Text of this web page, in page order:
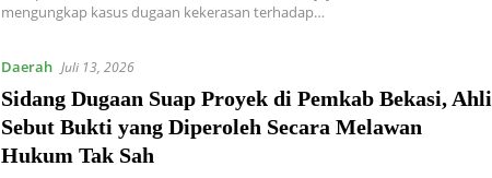
mengungkap kasus dugaan kekerasan terhadap…
Daerah Juli 13, 2026
Sidang Dugaan Suap Proyek di Pemkab Bekasi, Ahli
Sebut Bukti yang Diperoleh Secara Melawan
Hukum Tak Sah